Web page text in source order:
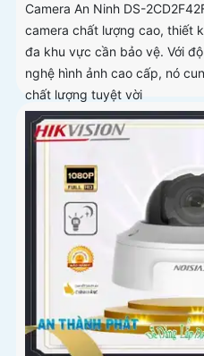
Camera An Ninh DS-
camera chất lượng cao, thiết
đa khu vực cần bảo vệ. Với
nghệ hình ảnh cao cấp, nó
chất lượng tuyệt vời